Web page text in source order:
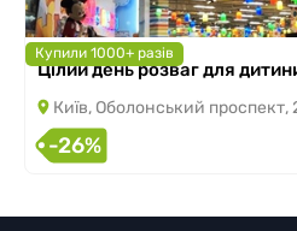
Купили 1000+ разів
Цілий день розваг для
Київ, Оболонський проспект,
-26%